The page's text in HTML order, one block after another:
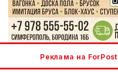
Реклама на ForPost